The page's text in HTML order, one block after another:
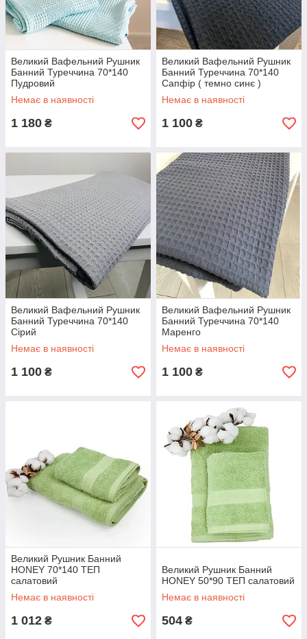
Великий Вафельний Рушник
Банний Туреччина 70*140
Пудровий
Немає в наявності
1 180 ₴
Великий Вафельний Рушник
Банний Туреччина 70*140
Сапфір ( темно синє )
Немає в наявності
1 100 ₴
Великий Вафельний Рушник
Банний Туреччина 70*140
Сірий
Немає в наявності
1 100 ₴
Великий Вафельний Рушник
Банний Туреччина 70*140
Маренго
Немає в наявності
1 100 ₴
Великий Рушник Банний
HONEY 70*140 ТЕП
салатовий
Немає в наявності
1 012 ₴
Великий Рушник Банний
HONEY 50*90 ТЕП салатовий
Немає в наявності
504 ₴